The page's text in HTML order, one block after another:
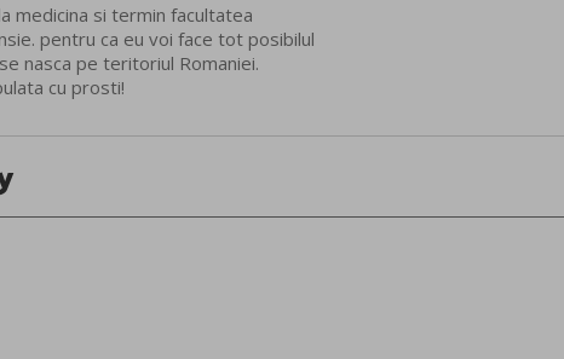
medicina si termin facultatea
pentru ca eu voi face tot posibilul
nasca pe teritoriul Romaniei.
cu prosti!